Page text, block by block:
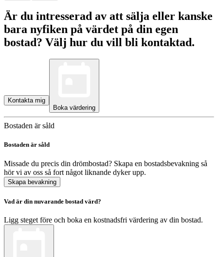
Är du intresserad av att sälja eller kanske
bara nyfiken på värdet på din egen
bostad? Välj hur du vill bli kontaktad.
Kontakta mig
Boka värdering
Bostaden är såld
Bostaden är såld
Missade du precis din drömbostad? Skapa en bostadsbevakning så
hör vi av oss så fort något liknande dyker upp.
Skapa bevakning
Vad är din nuvarande bostad värd?
Ligg steget före och boka en kostnadsfri värdering av din bostad.